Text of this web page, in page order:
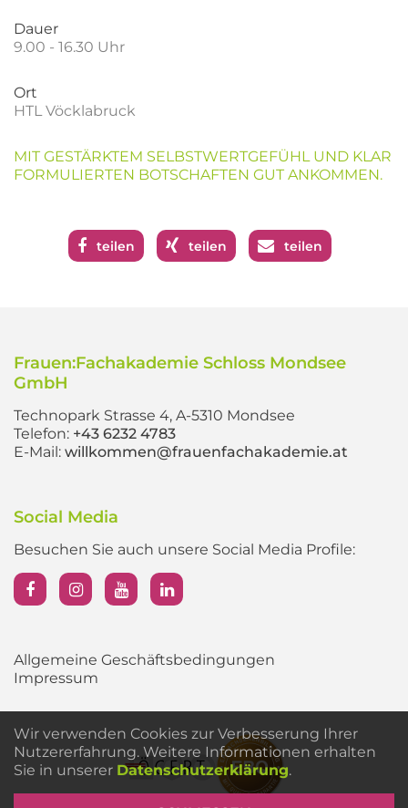
Dauer
9.00 - 16.30 Uhr
Ort
HTL Vöcklabruck
MIT GESTÄRKTEM SELBSTWERTGEFÜHL UND KLAR
FORMULIERTEN BOTSCHAFTEN GUT ANKOMMEN.
teilen teilen teilen
Frauen:Fachakademie Schloss Mondsee
GmbH
Technopark Strasse 4, A-5310 Mondsee
Telefon: +43 6232 4783
E-Mail: willkommen@frauenfachakademie.at
Social Media
Besuchen Sie auch unsere Social Media Profile:
Allgemeine Geschäftsbedingungen
Impressum
Wir verwenden Cookies zur Verbesserung Ihrer
Nutzererfahrung. Weitere Informationen erhalten
Sie in unserer Datenschutzerklärung.